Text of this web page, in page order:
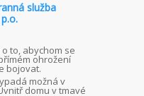
služba
to, abychom se
ohrožení
bojovat.
možná v
domu v tmavé